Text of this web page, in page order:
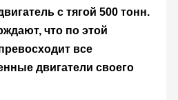
с тягой 500 тонн.
что по этой
все
двигатели своего